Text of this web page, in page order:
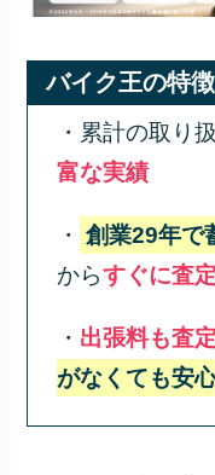
バイク王の特徴
・累計の取り
富な実績
・ 創業29年で
からすぐに査
・ 出張料も査
がなくても安